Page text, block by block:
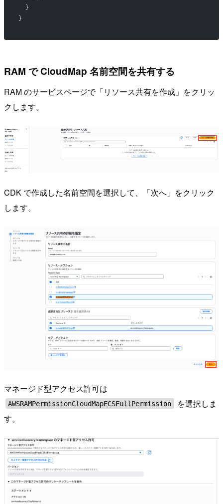
  }
}
RAM で CloudMap 名前空間を共有する
RAM のサービスページで「リソース共有を作成」をクリッ
クします。
CDK で作成した名前空間を選択して、「次へ」をクリック
します。
マネージド型アクセス許可は
AWSRAMPermissionCloudMapECSFullPermission
を選択しま
す。